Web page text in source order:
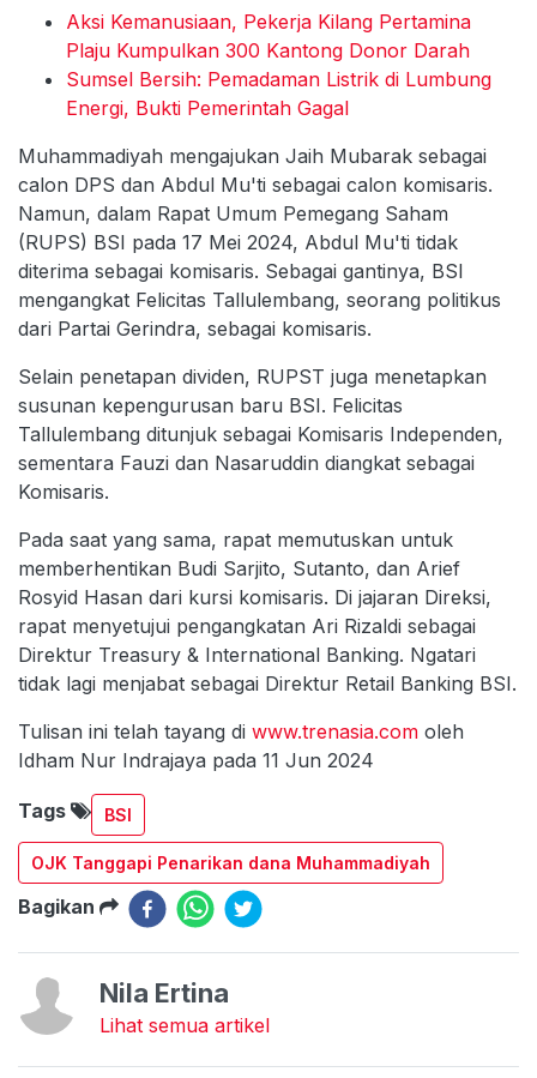
Aksi Kemanusiaan, Pekerja Kilang Pertamina
Plaju Kumpulkan 300 Kantong Donor Darah
Sumsel Bersih: Pemadaman Listrik di Lumbung
Energi, Bukti Pemerintah Gagal
Muhammadiyah mengajukan Jaih Mubarak sebagai
calon DPS dan Abdul Mu'ti sebagai calon komisaris.
Namun, dalam Rapat Umum Pemegang Saham
(RUPS) BSI pada 17 Mei 2024, Abdul Mu'ti tidak
diterima sebagai komisaris. Sebagai gantinya, BSI
mengangkat Felicitas Tallulembang, seorang politikus
dari Partai Gerindra, sebagai komisaris.
Selain penetapan dividen, RUPST juga menetapkan
susunan kepengurusan baru BSI. Felicitas
Tallulembang ditunjuk sebagai Komisaris Independen,
sementara Fauzi dan Nasaruddin diangkat sebagai
Komisaris.
Pada saat yang sama, rapat memutuskan untuk
memberhentikan Budi Sarjito, Sutanto, dan Arief
Rosyid Hasan dari kursi komisaris. Di jajaran Direksi,
rapat menyetujui pengangkatan Ari Rizaldi sebagai
Direktur Treasury & International Banking. Ngatari
tidak lagi menjabat sebagai Direktur Retail Banking BSI.
Tulisan ini telah tayang di www.trenasia.com oleh
Idham Nur Indrajaya pada 11 Jun 2024
Tags BSI
OJK Tanggapi Penarikan dana Muhammadiyah
Bagikan
Nila Ertina
Lihat semua artikel